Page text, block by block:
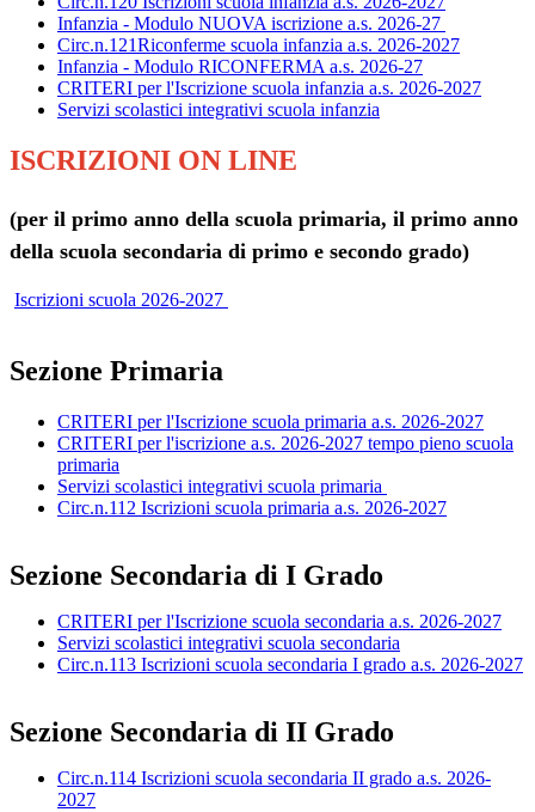
Infanzia - Modulo NUOVA iscrizione a.s. 2026-27
Circ.n.121Riconferme scuola infanzia a.s. 2026-2027
Infanzia - Modulo RICONFERMA a.s. 2026-27
CRITERI per l'Iscrizione scuola infanzia a.s. 2026-2027
Servizi scolastici integrativi scuola infanzia
ISCRIZIONI ON LINE
(per il primo anno della scuola primaria, il primo anno
della scuola secondaria di primo e secondo grado)
Iscrizioni scuola 2026-2027
Sezione Primaria
CRITERI per l'Iscrizione scuola primaria a.s. 2026-2027
CRITERI per l'iscrizione a.s. 2026-2027 tempo pieno scuola
primaria
Servizi scolastici integrativi scuola primaria
Circ.n.112 Iscrizioni scuola primaria a.s. 2026-2027
Sezione Secondaria di I Grado
CRITERI per l'Iscrizione scuola secondaria a.s. 2026-2027
Servizi scolastici integrativi scuola secondaria
Circ.n.113 Iscrizioni scuola secondaria I grado a.s. 2026-2027
Sezione Secondaria di II Grado
Circ.n.114 Iscrizioni scuola secondaria II grado a.s. 2026-
2027